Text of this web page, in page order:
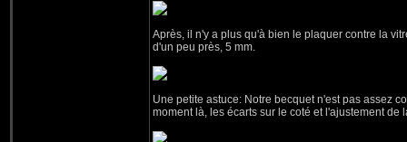
Après, il n'y a plus qu'à bien le plaquer contre la
d'un peu près, 5 mm.
Une petite astuce: Notre becquet n'est pas assez
moment là, les écarts sur le coté et l'ajustement